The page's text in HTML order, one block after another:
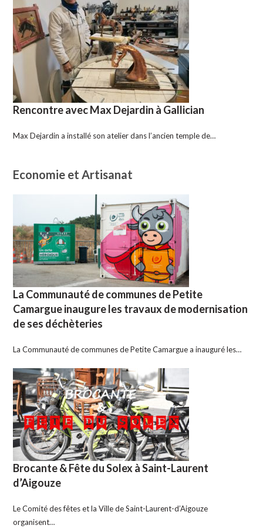
Rencontre avec Max Dejardin à Gallician
Max Dejardin a installé son atelier dans l’ancien temple de…
Economie et Artisanat
La Communauté de communes de Petite
Camargue inaugure les travaux de modernisation
de ses déchèteries
La Communauté de communes de Petite Camargue a inauguré les…
Brocante & Fête du Solex à Saint-Laurent
d’Aigouze
Le Comité des fêtes et la Ville de Saint-Laurent-d’Aigouze
organisent…